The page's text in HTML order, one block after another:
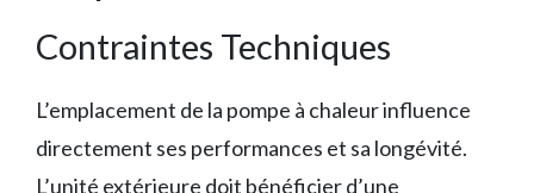
Contraintes Techniques
L’emplacement de la pompe à chaleur influence
directement ses performances et sa longévité.
L’unité extérieure doit bénéficier d’une